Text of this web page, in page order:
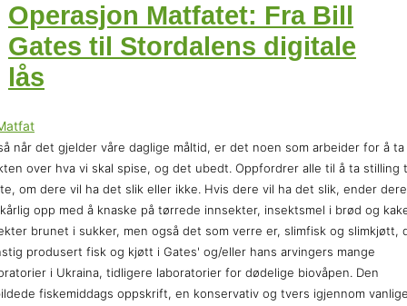
Operasjon Matfatet: Fra Bill
Gates til Stordalens digitale
lås
når det gjelder våre daglige måltid, er det noen som arbeider for å ta
over hva vi skal spise, og det ubedt. Oppfordrer alle til å ta stilling
om dere vil ha det slik eller ikke. Hvis dere vil ha det slik, ender dere
opp med å knaske på tørrede innsekter, insektsmel i brød og
brunet i sukker, men også det som verre er, slimfisk og slimkjøtt,
produsert fisk og kjøtt i Gates' og/eller hans arvingers mange
i Ukraina, tidligere laboratorier for dødelige biovåpen. Den
fiskemiddags oppskrift, en konservativ og tvers igjennom